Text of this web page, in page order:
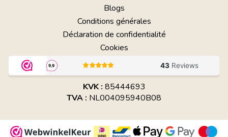
Blogs
Conditions générales
Déclaration de confidentialité
Cookies
KVK : 85444693
TVA : NL004095940B08